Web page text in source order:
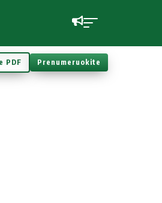
PDF Prenumeruokite